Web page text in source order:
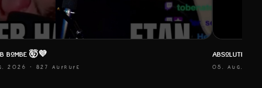
Bombe 🤯💜
2026 · 827 AUFRUFE
Absoluter
05. AUG.